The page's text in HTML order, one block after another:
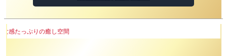
末永く宜しくお願いいたします